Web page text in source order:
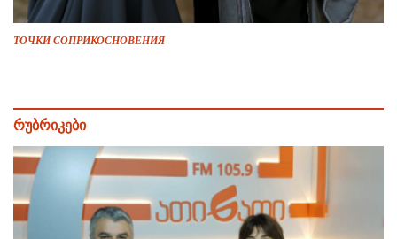
ТОЧКИ СОПРИКОСНОВЕНИЯ
რუბრიკები